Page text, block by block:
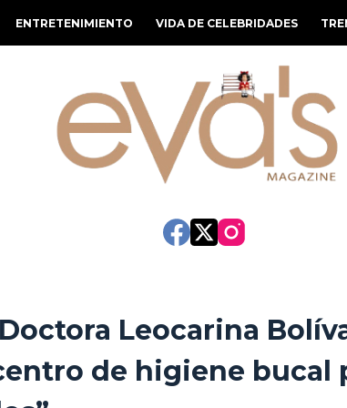
ENTRETENIMIENTO VIDA DE CELEBRIDADES
Leocarina
de higiene bucal